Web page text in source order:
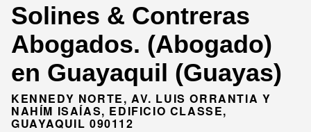
Solines & Contreras
Abogados. (Abogado)
en Guayaquil (Guayas)
KENNEDY NORTE, AV. LUIS ORRANTIA Y
NAHÍM ISAÍAS, EDIFICIO CLASSE,
GUAYAQUIL 090112